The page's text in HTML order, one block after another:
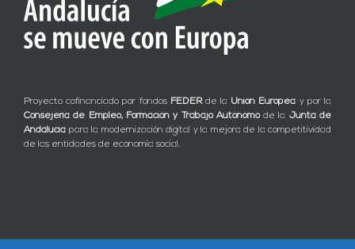
Proyecto cofinanciado por fondos FEDERde la Unión Europea y por la
Consejería de Empleo, Formación y Trabajo Autónomode la Junta de
Andalucía para la modernización digital y la mejora de la competitividad
de las entidades de economía social.